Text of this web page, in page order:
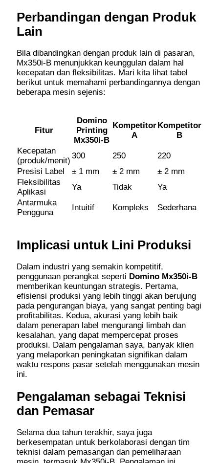
Perbandingan dengan Produk
Lain
Bila dibandingkan dengan produk lain di pasaran,
Mx350i-B menunjukkan keunggulan dalam hal
kecepatan dan fleksibilitas. Mari kita lihat tabel
berikut untuk memahami perbandingannya dengan
beberapa mesin sejenis:
Fitur
Domino
Printing
Mx350i-B
Kompetitor
A
Kompetitor
B
Kecepatan
(produk/menit)
300 250
220
Presisi Label
± 1 mm ± 2 mm
± 2 mm
Fleksibilitas
Aplikasi
Ya Tidak
Ya
Antarmuka
Pengguna
Intuitif Kompleks Sederhana
Implicasi untuk Lini Produksi
Dalam industri yang semakin kompetitif,
penggunaan perangkat seperti Domino Mx350i-B
memberikan keuntungan strategis. Pertama,
efisiensi produksi yang lebih tinggi akan berujung
pada pengurangan biaya, yang sangat penting bagi
profitabilitas. Kedua, akurasi yang lebih baik
dalam penerapan label mengurangi limbah dan
kesalahan, yang dapat mempercepat proses
produksi. Dalam pengalaman saya, banyak klien
yang melaporkan peningkatan signifikan dalam
waktu respons pasar setelah menggunakan mesin
ini.
Pengalaman sebagai Teknisi
dan Pemasar
Selama dua tahun terakhir, saya juga
berkesempatan untuk berkolaborasi dengan tim
teknisi dalam pemasangan dan pemeliharaan